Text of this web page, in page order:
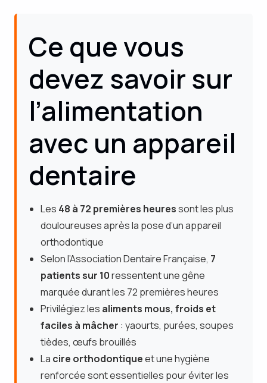
Ce que vous
devez savoir sur
l’alimentation
avec un appareil
dentaire
Les 48 à 72 premières heuressont les plus
douloureuses après la pose d’un appareil
orthodontique
Selon l’Association Dentaire Française, 7
patients sur 10ressentent une gêne
marquée durant les 72 premières heures
Privilégiez les aliments mous, froids et
faciles à mâcher : yaourts, purées, soupes
tièdes, œufs brouillés
La cire orthodontiqueet une hygiène
renforcée sont essentielles pour éviter les